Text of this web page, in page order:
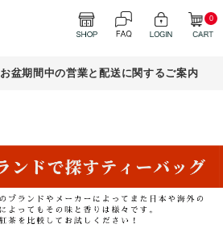
0
お盆期間中の営業と配送に関するご案内